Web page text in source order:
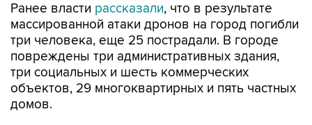
Ранее власти рассказали, что в результате
массированной атаки дронов на город погибли
три человека, еще 25 пострадали. В городе
повреждены три административных здания,
три социальных и шесть коммерческих
объектов, 29 многоквартирных и пять частных
домов.